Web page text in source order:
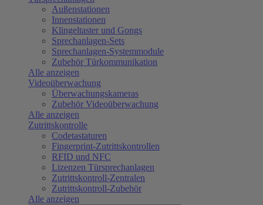
Außenstationen
Innenstationen
Klingeltaster und Gongs
Sprechanlagen-Sets
Sprechanlagen-Systemmodule
Zubehör Türkommunikation
Alle anzeigen
Videoüberwachung
Überwachungskameras
Zubehör Videoüberwachung
Alle anzeigen
Zutrittskontrolle
Codetastaturen
Fingerprint-Zutrittskontrollen
RFID und NFC
Lizenzen Türsprechanlagen
Zutrittskontroll-Zentralen
Zutrittskontroll-Zubehör
Alle anzeigen